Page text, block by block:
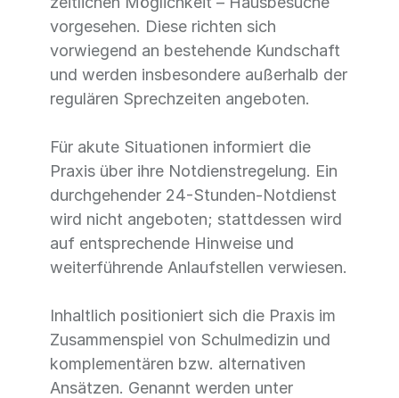
vorgesehen. Diese richten sich
vorwiegend an bestehende Kundschaft
und werden insbesondere außerhalb der
regulären Sprechzeiten angeboten.
Für akute Situationen informiert die
Praxis über ihre Notdienstregelung. Ein
durchgehender 24-Stunden-Notdienst
wird nicht angeboten; stattdessen wird
auf entsprechende Hinweise und
weiterführende Anlaufstellen verwiesen.
Inhaltlich positioniert sich die Praxis im
Zusammenspiel von Schulmedizin und
komplementären bzw. alternativen
Ansätzen. Genannt werden unter